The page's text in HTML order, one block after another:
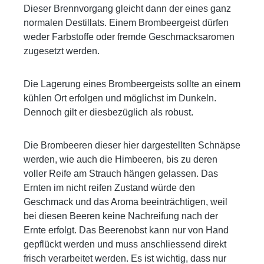
Dieser Brennvorgang gleicht dann der eines ganz
normalen Destillats. Einem Brombeergeist dürfen
weder Farbstoffe oder fremde Geschmacksaromen
zugesetzt werden.
Die Lagerung eines Brombeergeists sollte an einem
kühlen Ort erfolgen und möglichst im Dunkeln.
Dennoch gilt er diesbezüglich als robust.
Die Brombeeren dieser hier dargestellten Schnäpse
werden, wie auch die Himbeeren, bis zu deren
voller Reife am Strauch hängen gelassen. Das
Ernten im nicht reifen Zustand würde den
Geschmack und das Aroma beeinträchtigen, weil
bei diesen Beeren keine Nachreifung nach der
Ernte erfolgt. Das Beerenobst kann nur von Hand
gepflückt werden und muss anschliessend direkt
frisch verarbeitet werden. Es ist wichtig, dass nur